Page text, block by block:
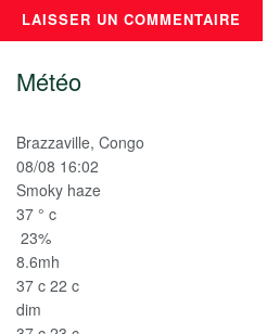
Météo
Brazzaville, Congo
08/08 16:02
Smoky haze
37 ° c
23%
8.6mh
37 c 22 c
dim